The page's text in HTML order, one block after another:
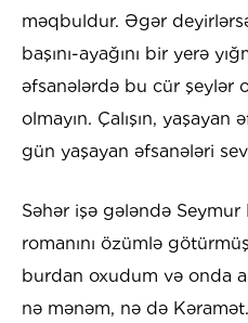
məqbuldur. Əgər
başını-ayağını bir yerə
əfsanələrdə bu cür şeylər
olmayın. Çalışın,
gün yaşayan əfsanələri
Səhər işə gələndə Seymur
romanını özümlə
burdan oxudum və onda
nə mənəm, nə də